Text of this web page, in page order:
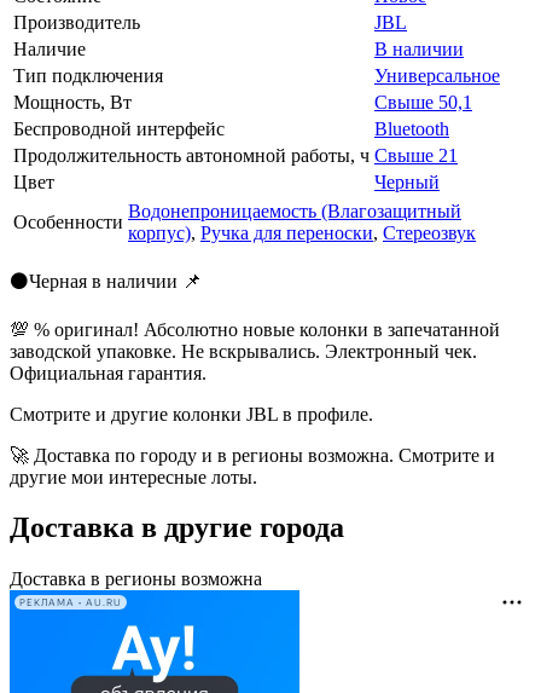
Производитель
JBL
Наличие
В наличии
Тип подключения
Универсальное
Мощность, Вт
Свыше 50,1
Беспроводной интерфейс
Bluetooth
Продолжительность автономной работы, ч Свыше 21
Цвет
Черный
Особенности
Водонепроницаемость (Влагозащитный
корпус), Ручка для переноски, Стереозвук
⚫Черная в наличии 📌
💯 % оригинал! Абсолютно новые колонки в запечатанной
заводской упаковке. Не вскрывались. Электронный чек.
Официальная гарантия.
Смотрите и другие колонки JBL в профиле.
🚀 Доставка по городу и в регионы возможна. Смотрите и
другие мои интересные лоты.
Доставка в другие города
Доставка в регионы возможна
РЕКЛАМА • AU.RU